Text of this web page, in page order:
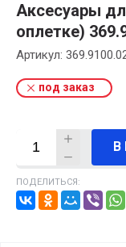
Аксесуары
оплетке)
Артикул:
под заказ
В
ПОДЕЛИТЬСЯ: